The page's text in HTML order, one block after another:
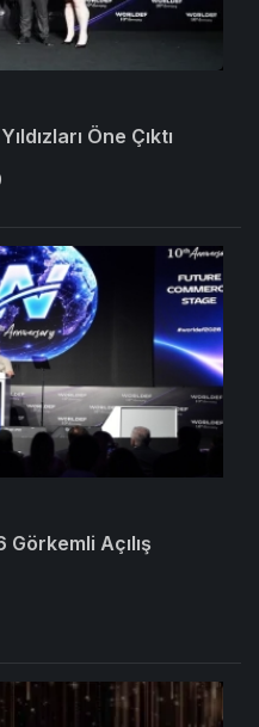
Öne Çıktı
Görkemli Açılış